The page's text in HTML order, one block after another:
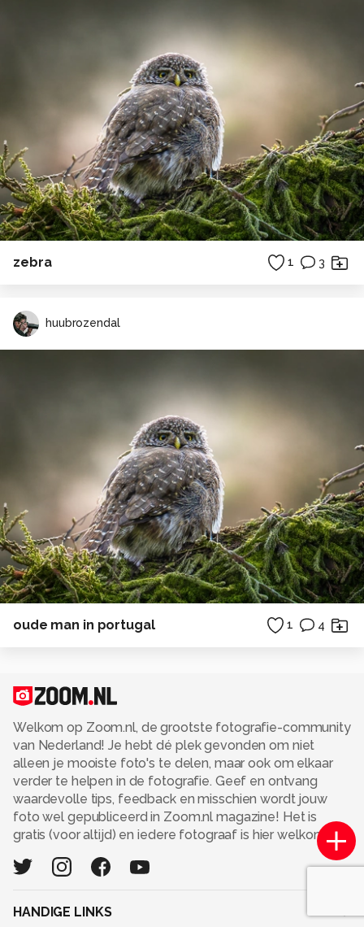
zebra 1 3
huubrozendal
oude man in portugal 1 4
Welkom op Zoom.nl, de grootste fotografie-community
van Nederland! Je hebt dé plek gevonden om niet
alleen je mooiste foto's te delen, maar ook om elkaar
verder te helpen in de fotografie. Geef en ontvang
waardevolle tips, feedback en misschien wordt jouw
foto wel gepubliceerd in Zoom.nl magazine! Het is
gratis (voor altijd) en iedere fotograaf is hier welkom.
HANDIGE LINKS